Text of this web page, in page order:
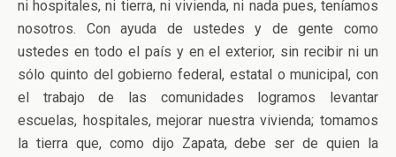
ni hospitales, ni tierra, ni vivienda, ni nada pues, teníamos
nosotros. Con ayuda de ustedes y de gente como
ustedes en todo el país y en el exterior, sin recibir ni un
sólo quinto del gobierno federal, estatal o municipal, con
el trabajo de las comunidades logramos levantar
escuelas, hospitales, mejorar nuestra vivienda; tomamos
la tierra que, como dijo Zapata, debe ser de quien la